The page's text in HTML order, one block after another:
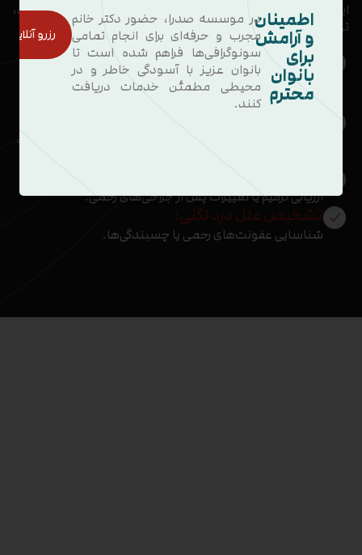
این روش معمولاً برای بیمارانی که با شرایط زیر مواجه هستند،
توصیه می‌شود:
مشکلات ناباروری:
بررسی انسداد لوله‌های فالوپ یا اختلالات رحمی.
شناسایی مشکلات ساختاری رحم که ممکن است منجر به
ارزیابی ترمیم یا تغییرات پس از جراحی‌های رحمی.
تشخیص علل درد لگنی:
شناسایی عفونت‌های رحمی یا چسبندگی‌ها.
اطمینان
و آرامش
برای
بانوان
محترم
در موسسه صدرا، حضور دکتر خانم
مجرب و حرفه‌ای برای انجام تمامی
سونوگرافی‌ها فراهم شده است تا
بانوان عزیز با آسودگی خاطر و در
محیطی مطمئن خدمات دریافت
کنند.
رزرو آنلاین